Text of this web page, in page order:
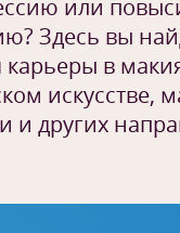
или
Здесь вы
в
искусстве,
и других